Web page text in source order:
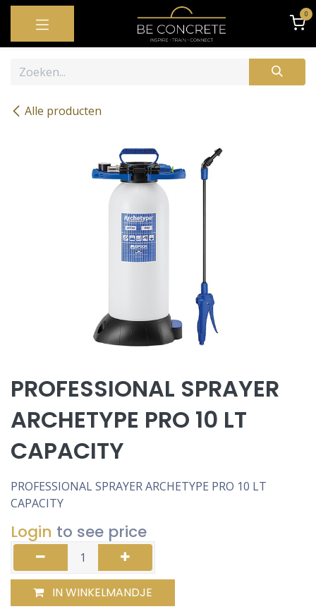
OVERSLAAN NAAR INHOUD 0
Alle producten
PROFESSIONAL SPRAYER
ARCHETYPE PRO 10 LT
CAPACITY
PROFESSIONAL SPRAYER ARCHETYPE PRO 10 LT
CAPACITY
Login to see price
IN WINKELMANDJE